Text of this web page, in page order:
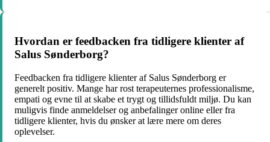
Hvordan er feedbacken fra tidligere klienter af
Salus Sønderborg?
Feedbacken fra tidligere klienter af Salus Sønderborg er
generelt positiv. Mange har rost terapeuternes professionalisme,
empati og evne til at skabe et trygt og tillidsfuldt miljø. Du kan
muligvis finde anmeldelser og anbefalinger online eller fra
tidligere klienter, hvis du ønsker at lære mere om deres
oplevelser.